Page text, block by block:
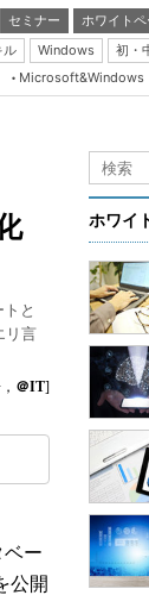
セミナー
ホワイト
ル Windows 初・
Server & Storage
Java Agile
Database Expert
Linux ＆ OSS
Master of IP Network
Security & Trust
Test & Tools
Microsoft&Windows
と
リ言
＠IT]
ベー
公開
ホワイ